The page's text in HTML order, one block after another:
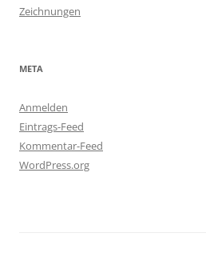
Zeichnungen
META
Anmelden
Eintrags-Feed
Kommentar-Feed
WordPress.org